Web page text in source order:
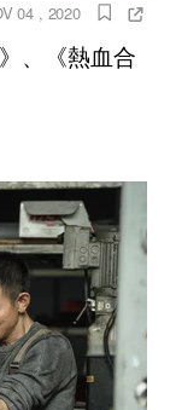
04 , 2020
、《熱血合